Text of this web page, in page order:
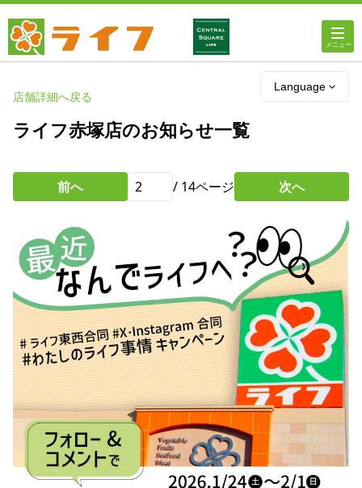
Language
店舗・チラシ情報
ライフのオンラインストア
企業情報
IR情報
採用情報
お問い合わせ
Contact us in English
店舗詳細へ戻る
ライフ赤塚店のお知らせ一覧
前へ / 14ページ 次へ